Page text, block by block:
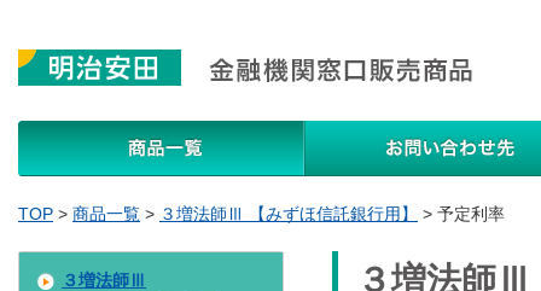
TOP > 商品一覧 > ３増法師Ⅲ 【みずほ信託銀行用】 > 予定利率
３増法師Ⅲ
３増法師Ⅲ